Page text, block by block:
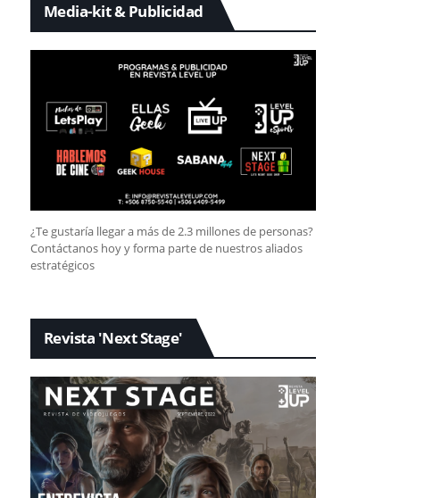
Media-kit & Publicidad
¿Te gustaría llegar a más de 2.3 millones de personas?
Contáctanos hoy y forma parte de nuestros aliados
estratégicos
Revista 'Next Stage'